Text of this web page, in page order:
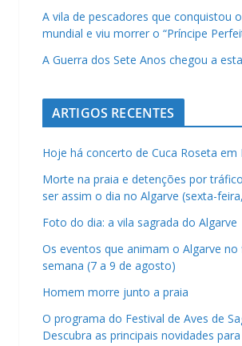
A vila de pescadores que conquistou
mundial e viu morrer o “Príncipe
A Guerra dos Sete Anos chegou a
ARTIGOS RECENTES
Hoje há concerto de Cuca Roseta em
Morte na praia e detenções por
ser assim o dia no Algarve (sexta-
Foto do dia: a vila sagrada do Algarve
Os eventos que animam o Algarve no
semana (7 a 9 de agosto)
Homem morre junto a praia
O programa do Festival de Aves de
Descubra as principais novidades